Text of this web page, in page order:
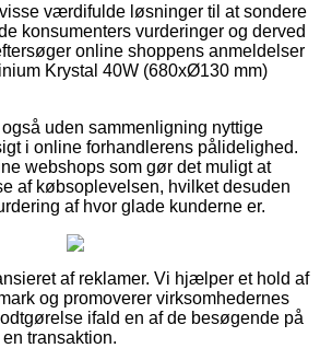
værdifulde løsninger til at sondere
konsumenters vurderinger og derved
online shoppens anmeldelser
Krystal 40W (680xØ130 mm)
uden sammenligning nyttige
i online forhandlerens pålidelighed.
webshops som gør det muligt at
af købsoplevelsen, hvilket desuden
af hvor glade kunderne er.
af reklamer. Vi hjælper et hold af
og promoverer virksomhedernes
ifald en af de besøgende på
transaktion.